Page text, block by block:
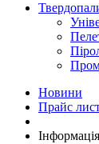
Новини
Прайс
Інформація